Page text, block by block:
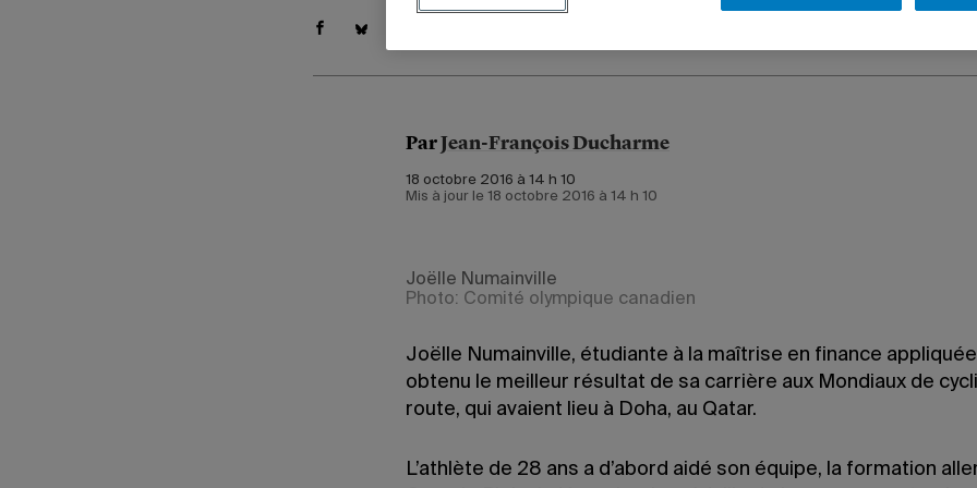
ParJean-François Ducharme
18 octobre 2016 à 14 h 10
Mis à jour le 18 octobre 2016 à 14 h 10
Joëlle Numainville
Photo: Comité olympique canadien
Joëlle Numainville, étudiante à la maîtrise en finance
obtenu le meilleur résultat de sa carrière aux Mondiaux de
route, qui avaient lieu à Doha, au Qatar.
L’athlète de 28 ans a d’abord aidé son équipe, la formation